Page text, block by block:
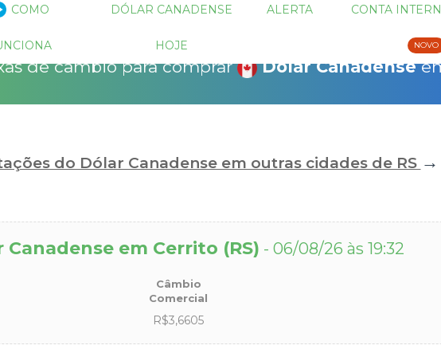
descontos!
através do sistema de ofertas do
pagar quanto?
COMO DÓLAR CANADENSE
HOJE
ALERTA CONTA
NOVO
de câmbio para comprar Dólar Canadense
do Dólar Canadense em outras cidades de RS →
Canadense em Cerrito (RS) - 06/08/26 às 19:32
Câmbio
Comercial
R$3,6605